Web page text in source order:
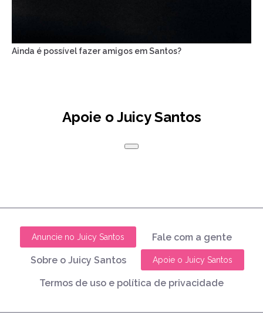
Ainda é possível fazer amigos em Santos?
Apoie o Juicy Santos
Anuncie no Juicy Santos Fale com a gente
Sobre o Juicy Santos Apoie o Juicy Santos
Termos de uso e política de privacidade